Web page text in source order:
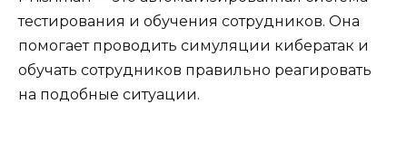
тестирования и обучения сотрудников. Она
помогает проводить симуляции кибератак и
обучать сотрудников правильно реагировать
на подобные ситуации.